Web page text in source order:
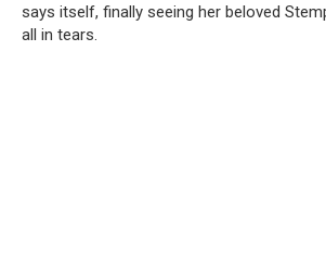
says itself, finally seeing her beloved
all in tears.